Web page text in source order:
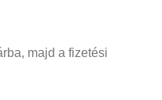
majd a fizetési